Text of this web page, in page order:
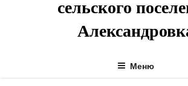
сельского
Меню